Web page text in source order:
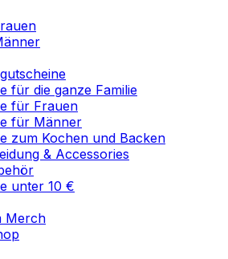
für die ganze Familie
für Frauen
für Männer
zum Kochen und Backen
& Accessories
unter 10 €
Merch